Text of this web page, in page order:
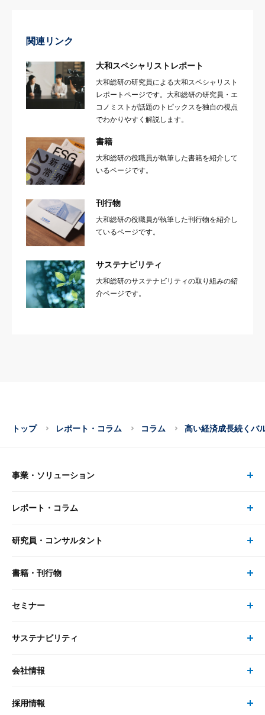
関連リンク
大和スペシャリストレポート
大和総研の研究員による大和スペシャリスト
レポートページです。大和総研の研究員・エ
コノミストが話題のトピックスを独自の視点
でわかりやすく解説します。
書籍
大和総研の役職員が執筆した書籍を紹介して
いるページです。
刊行物
大和総研の役職員が執筆した刊行物を紹介し
ているページです。
サステナビリティ
大和総研のサステナビリティの取り組みの紹
介ページです。
トップ レポート・コラム コラム 高い経済成長続くバ
事業・ソリューション
事業・ソリューション トップ
リサーチ
大和総研の強み
レポート・コラム
レポート・コラム トップ
最新のレポート・コラム
研究員・コンサルタント
研究員・コンサルタント トップ
研究員
書籍・刊行物
書籍・刊行物 トップ
書籍
セミナー
セミナー トップ
現在受付中のセミナー・イベント
サステナビリティ
サステナビリティの取り組み
次世代社会への貢献
会社情報
会社情報 トップ
採用情報